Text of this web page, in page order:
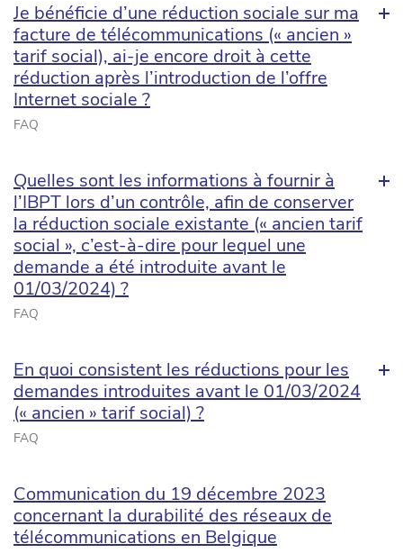
Je bénéficie d’une réduction sociale sur ma
facture de télécommunications (« ancien »
tarif social), ai-je encore droit à cette
réduction après l’introduction de l’offre
Internet sociale ?
FAQ
Quelles sont les informations à fournir à
l’IBPT lors d’un contrôle, afin de conserver
la réduction sociale existante (« ancien tarif
social », c’est-à-dire pour lequel une
demande a été introduite avant le
01/03/2024) ?
FAQ
En quoi consistent les réductions pour les
demandes introduites avant le 01/03/2024
(« ancien » tarif social) ?
FAQ
Communication du 19 décembre 2023
concernant la durabilité des réseaux de
télécommunications en Belgique